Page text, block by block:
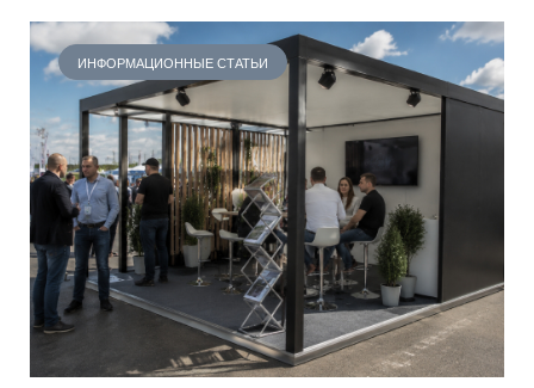
ИНФОРМАЦИОННЫЕ СТАТЬИ